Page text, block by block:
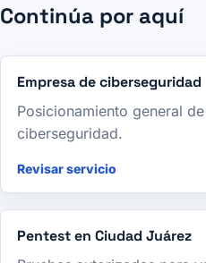
Continúa por aquí
Empresa de ciberseguridad
Posicionamiento general
ciberseguridad.
Revisar servicio
Pentest en Ciudad Juárez